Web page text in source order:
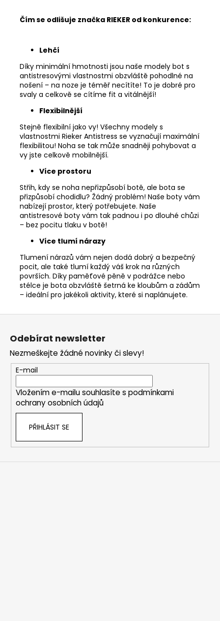
Čím se odlišuje značka RIEKER od konkurence:
Lehčí
Díky minimální hmotnosti jsou naše modely bot s
antistresovými vlastnostmi obzvláště pohodlné na
nošení – na noze je téměř necítíte! To je dobré pro
svaly a celkově se cítíme fit a vitálnější!
Flexibilnější
Stejně flexibilní jako vy! Všechny modely s
vlastnostmi Rieker Antistress se vyznačují maximální
flexibilitou! Noha se tak může snadněji pohybovat a
vy jste celkově mobilnější.
Více prostoru
Střih, kdy se noha nepřizpůsobí botě, ale bota se
přizpůsobí chodidlu? Žádný problém! Naše boty vám
nabízejí prostor, který potřebujete. Naše
antistresové boty vám tak padnou i po dlouhé chůzi
– bez pocitu tlaku v botě!
Více tlumí nárazy
Tlumení nárazů vám nejen dodá dobrý a bezpečný
pocit, ale také tlumí každý váš krok na různých
površích. Díky paměťové pěně v podrážce nebo
stélce je bota obzvláště šetrná ke kloubům a zádům
– ideální pro jakékoli aktivity, které si naplánujete.
Z
Odebírat newsletter
Nezmeškejte žádné novinky či slevy!
E-mail
Vložením e-mailu souhlasíte s podmínkami
ochrany osobních údajů
PŘIHLÁSIT SE